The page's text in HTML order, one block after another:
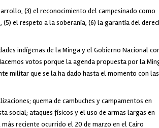
(3) el reconocimiento del campesinado como
el respeto a la soberanía, (6) la garantía del
indígenas de la Minga y el Gobierno Nacional
votos porque la agenda propuesta por la
militar que se la ha dado hasta el momento con las
quema de cambuches y campamentos en
social; ataques físicos y el uso de armas largas en
reciente ocurrido el 20 de marzo en el Cairo